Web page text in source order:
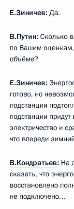
Е.Зиничев: Да.
В.Путин: Сколько
по Вашим оценкам,
объёме?
Е.Зиничев:
готово, но
подстанции
подстанции придут
электричество и
что впереди
В.Кондратьев: На
сказать, что
восстановлено
не подключено…